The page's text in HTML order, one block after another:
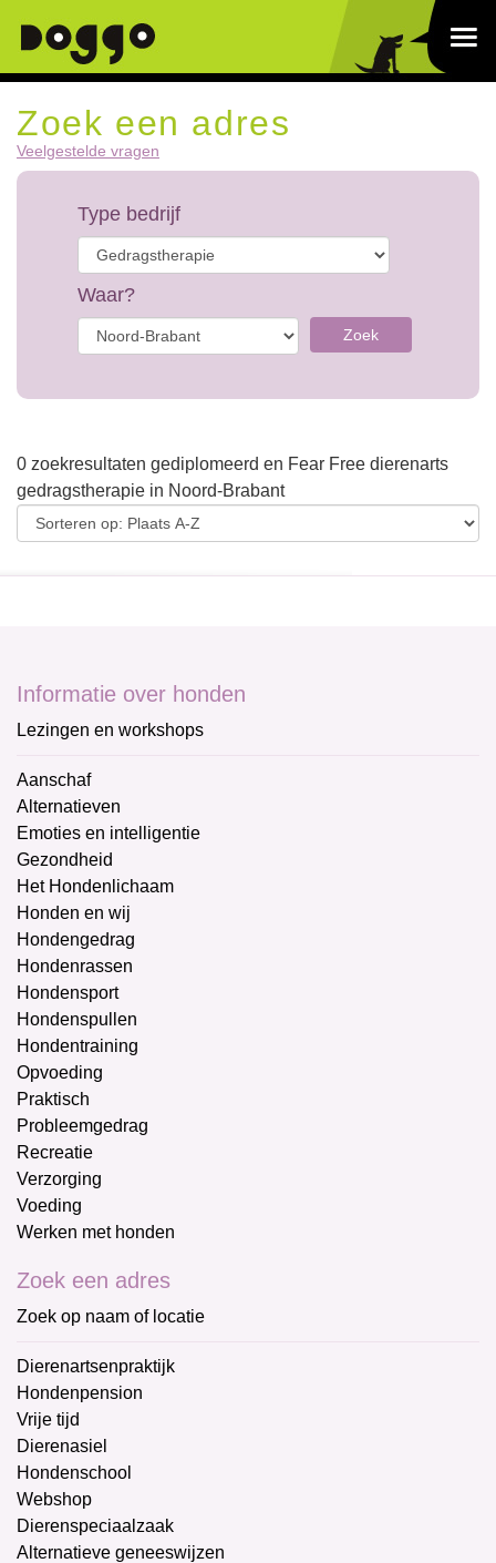
Zoek een adres
Veelgestelde vragen
Type bedrijf
Waar?
Zoek
0 zoekresultaten gediplomeerd en Fear Free dierenarts
gedragstherapie in Noord-Brabant
Informatie over honden
Lezingen en workshops
Aanschaf
Alternatieven
Emoties en intelligentie
Gezondheid
Het Hondenlichaam
Honden en wij
Hondengedrag
Hondenrassen
Hondensport
Hondenspullen
Hondentraining
Opvoeding
Praktisch
Probleemgedrag
Recreatie
Verzorging
Voeding
Werken met honden
Zoek een adres
Zoek op naam of locatie
Dierenartsenpraktijk
Hondenpension
Vrije tijd
Dierenasiel
Hondenschool
Webshop
Dierenspeciaalzaak
Alternatieve geneeswijzen